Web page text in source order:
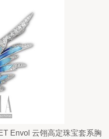
Envol 云翎高定珠宝套系胸